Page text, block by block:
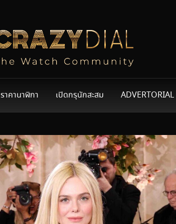
ราคานาฬิกา เปิดกรุนักสะสม ADVERTORIAL